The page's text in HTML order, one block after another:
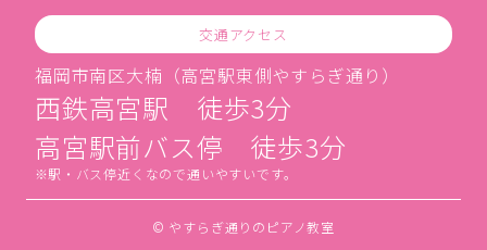
交通アクセス
福岡市南区大楠（高宮駅東側やすらぎ通り）
西鉄高宮駅 徒歩3分
高宮駅前バス停 徒歩3分
駅・バス停近くなので通いやすいです。
© やすらぎ通りのピアノ教室